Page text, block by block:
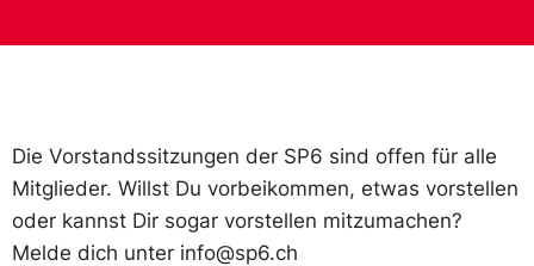
Die Vorstandssitzungen der SP6 sind offen für alle
Mitglieder. Willst Du vorbeikommen, etwas vorstellen
oder kannst Dir sogar vorstellen mitzumachen?
Melde dich unter info@sp6.ch